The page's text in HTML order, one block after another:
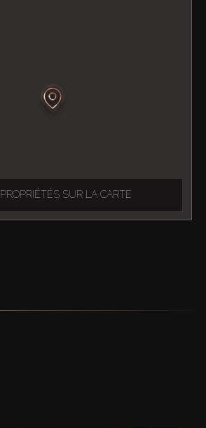
PROPRIÉTÉS SUR LA CARTE